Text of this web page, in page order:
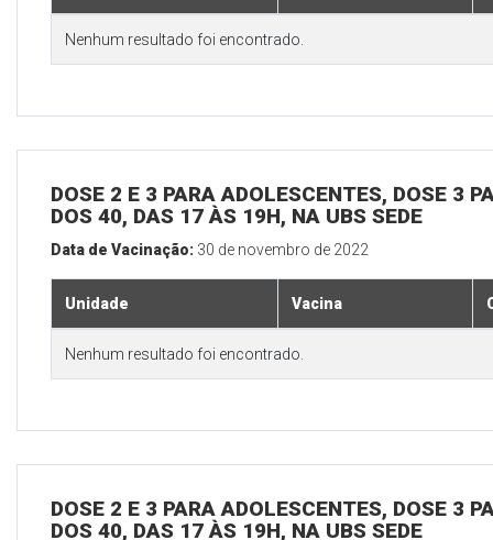
Nenhum resultado foi encontrado.
DOSE 2 E 3 PARA ADOLESCENTES, DOSE 3
DOS 40, DAS 17 ÀS 19H, NA UBS SEDE
Data de Vacinação: 30 de novembro de 2022
Unidade Vacina
Nenhum resultado foi encontrado.
DOSE 2 E 3 PARA ADOLESCENTES, DOSE 3
DOS 40, DAS 17 ÀS 19H, NA UBS SEDE